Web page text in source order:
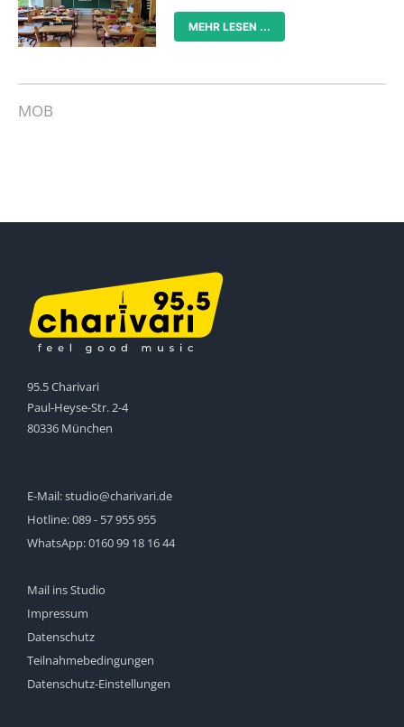
MEHR LESEN ...
MOB
95.5 Charivari
Paul-Heyse-Str. 2-4
80336 München
E-Mail:studio@charivari.de
Hotline:089 - 57 955 955
WhatsApp:0160 99 18 16 44
Mail ins Studio
Impressum
Datenschutz
Teilnahmebedingungen
Datenschutz-Einstellungen